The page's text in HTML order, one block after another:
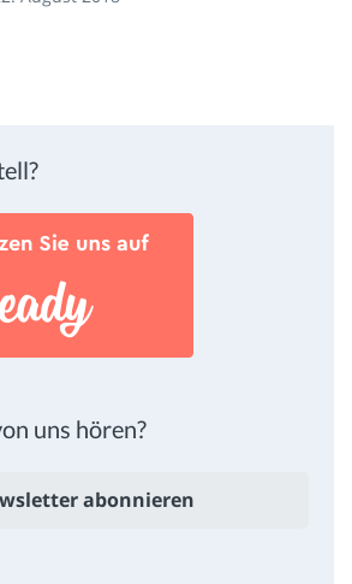
uns hören?
abonnieren